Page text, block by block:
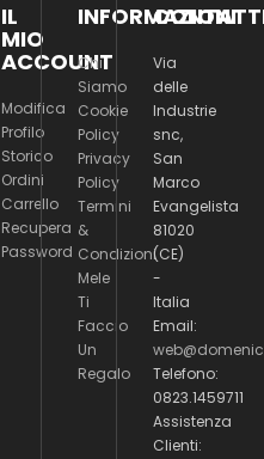
IL
MIO
ACCOUNT
Modifica
Profilo
Storico
Ordini
Carrello
Recupera
Password
INFORMAZIONI
Chi
Siamo
Cookie
Policy
Privacy
Policy
Termini
&
Condizioni
Mele
Ti
Faccio
Un
Regalo
Via
delle
Industrie
snc,
San
Marco
Evangelista
81020
(CE)
-
Italia
Email:
Telefono:
0823.1459711
Assistenza
Clienti: